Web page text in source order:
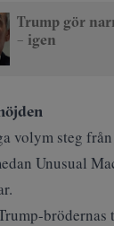
Trump gör
– igen
volym steg
Unusual